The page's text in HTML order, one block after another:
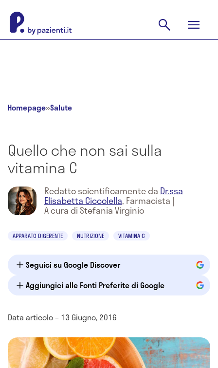
Homepage»Salute
Quello che non sai sulla
vitamina C
Redatto scientificamente da Dr.ssa
Elisabetta Ciccolella, Farmacista |
A cura di Stefania Virginio
APPARATO DIGERENTE NUTRIZIONE VITAMINA C
Seguici su Google Discover
Aggiungici alle Fonti Preferite di Google
Data articolo – 13 Giugno, 2016